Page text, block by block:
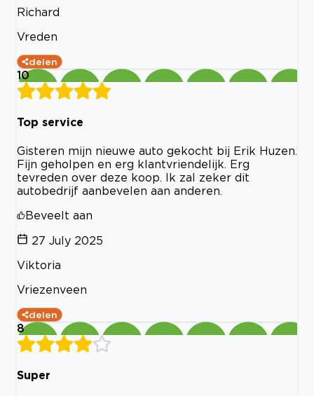
Richard
Vreden
delen
10
Top service
Gisteren mijn nieuwe auto gekocht bij Erik Huzen.
Fijn geholpen en erg klantvriendelijk. Erg
tevreden over deze koop. Ik zal zeker dit
autobedrijf aanbevelen aan anderen.
Beveelt aan
27 July 2025
Viktoria
Vriezenveen
delen
8
Super